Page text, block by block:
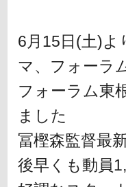
6月15日(土)よ
マ、フォーラ
フォーラム東
ました
冨樫森監督最
後早くも動員